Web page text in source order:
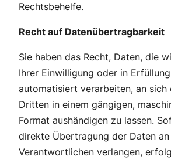
Rechtsbehelfe.
Recht auf Datenübertragbarkeit
Sie haben das Recht, Daten, die
Ihrer Einwilligung oder in
automatisiert verarbeiten, an sich
Dritten in einem gängigen,
Format aushändigen zu lassen.
direkte Übertragung der Daten an
Verantwortlichen verlangen,